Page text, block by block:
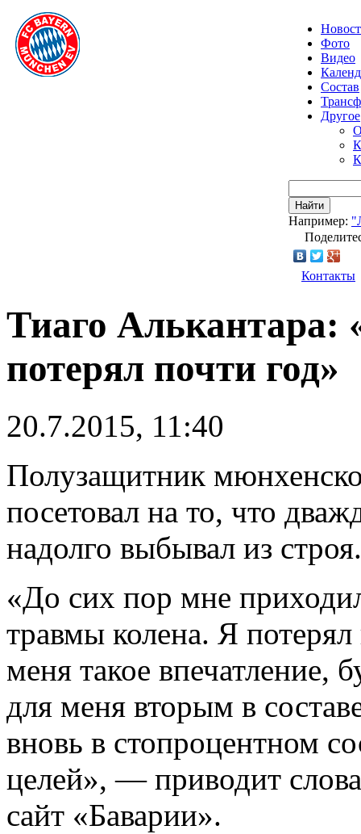
Фото
Видео
Состав
Другое
Найти
Например:
Контакты
Тиаго Алькантара:
потерял почти год»
20.7.2015, 11:40
Полузащитник
посетовал на то, что
надолго выбывал из строя.
«До сих пор мне
травмы колена. Я
меня такое впечатление,
для меня вторым в
вновь в стопроцентном
целей», — приводит
сайт «Баварии».